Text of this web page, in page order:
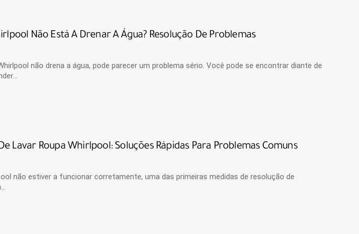
Não Está A Drenar A Água? Resolução De Problemas
não drena a água, pode parecer um problema sério. Você pode se encontrar diante de
Lavar Roupa Whirlpool: Soluções Rápidas Para Problemas Comuns
não estiver a funcionar corretamente, uma das primeiras medidas de resolução de